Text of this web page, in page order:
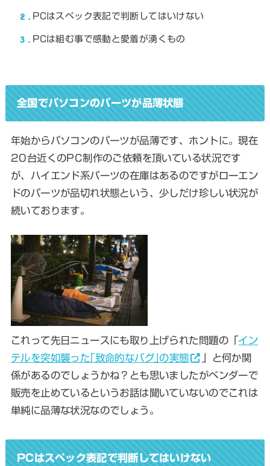
2 PCはスペック表記で判断してはいけない
3 PCは組む事で感動と愛着が湧くもの
全国でパソコンのパーツが品薄状態
年始からパソコンのパーツが品薄です、ホントに。現在
20台近くのPC制作のご依頼を頂いている状況です
が、ハイエンド系パーツの在庫はあるのですがローエン
ドのパーツが品切れ状態という、少しだけ珍しい状況が
続いております。
これって先日ニュースにも取り上げられた問題の「イン
テルを突如襲った｢致命的なバグ｣の実態
」と何か関
係があるのでしょうかね？とも思いましたがベンダーで
販売を止めているというお話は聞いていないのでこれは
単純に品薄な状況なのでしょう。
PCはスペック表記で判断してはいけない